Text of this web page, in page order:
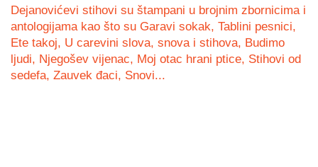
Dejanovićevi stihovi su štampani u brojnim zbornicima i
antologijama kao što su Garavi sokak, Tablini pesnici,
Ete takoj, U carevini slova, snova i stihova, Budimo
ljudi, Njegošev vijenac, Moj otac hrani ptice, Stihovi od
sedefa, Zauvek đaci, Snovi...